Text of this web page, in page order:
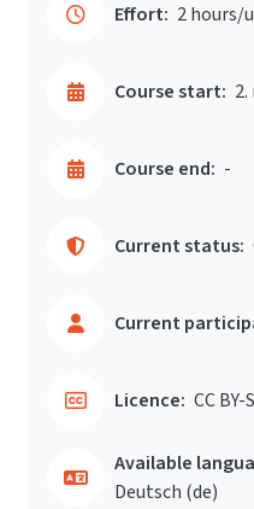
Effort: 2 hours/
Course start:
Course end: -
Current status:
Current
Licence: CC BY-
Available
Deutsch ‎(de)‎